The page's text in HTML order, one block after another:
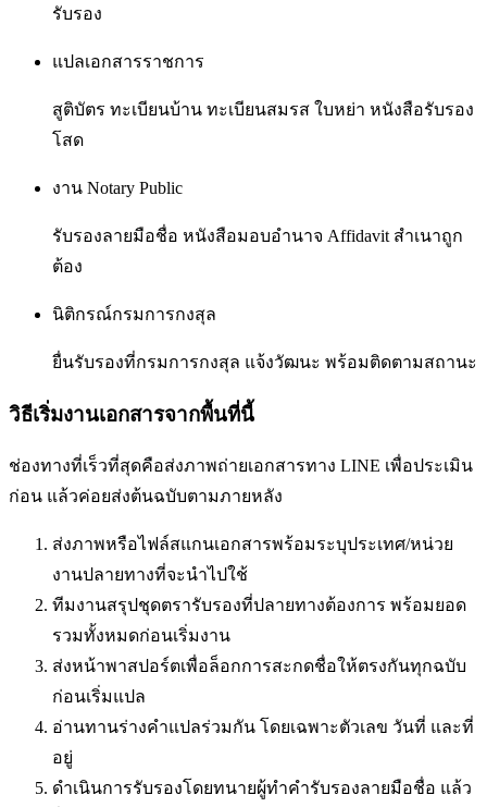
รับรอง
แปลเอกสารราชการ
สูติบัตร ทะเบียนบ้าน ทะเบียนสมรส ใบหย่า หนังสือรับรอง
โสด
งาน Notary Public
รับรองลายมือชื่อ หนังสือมอบอำนาจ Affidavit สำเนาถูก
ต้อง
นิติกรณ์กรมการกงสุล
ยื่นรับรองที่กรมการกงสุล แจ้งวัฒนะ พร้อมติดตามสถานะ
วิธีเริ่มงานเอกสารจากพื้นที่นี้
ช่องทางที่เร็วที่สุดคือส่งภาพถ่ายเอกสารทาง LINE เพื่อประเมิน
ก่อน แล้วค่อยส่งต้นฉบับตามภายหลัง
ส่งภาพหรือไฟล์สแกนเอกสารพร้อมระบุประเทศ/หน่วย
งานปลายทางที่จะนำไปใช้
ทีมงานสรุปชุดตรารับรองที่ปลายทางต้องการ พร้อมยอด
รวมทั้งหมดก่อนเริ่มงาน
ส่งหน้าพาสปอร์ตเพื่อล็อกการสะกดชื่อให้ตรงกันทุกฉบับ
ก่อนเริ่มแปล
อ่านทานร่างคำแปลร่วมกัน โดยเฉพาะตัวเลข วันที่ และที่
อยู่
ดำเนินการรับรองโดยทนายผู้ทำคำรับรองลายมือชื่อ แล้ว